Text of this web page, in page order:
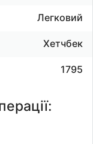
Легковий
Хетчбек
1795